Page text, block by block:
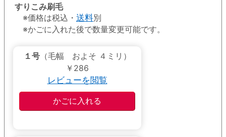
すりこみ刷毛
※価格は税込・ 送料別
※かごに入れた後で数量変更可能です。
１号（毛幅 およそ ４ミリ）
￥286
レビューを閲覧